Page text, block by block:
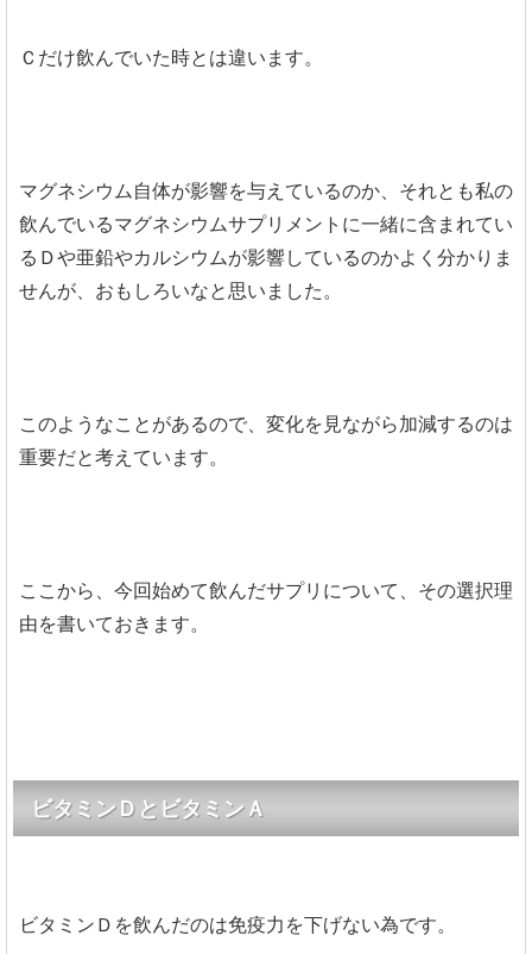
Ｃだけ飲んでいた時とは違います。
マグネシウム自体が影響を与えているのか、それとも私の
飲んでいるマグネシウムサプリメントに一緒に含まれてい
るＤや亜鉛やカルシウムが影響しているのかよく分かりま
せんが、おもしろいなと思いました。
このようなことがあるので、変化を見ながら加減するのは
重要だと考えています。
ここから、今回始めて飲んだサプリについて、その選択理
由を書いておきます。
ビタミンＤとビタミンＡ
ビタミンＤを飲んだのは免疫力を下げない為です。